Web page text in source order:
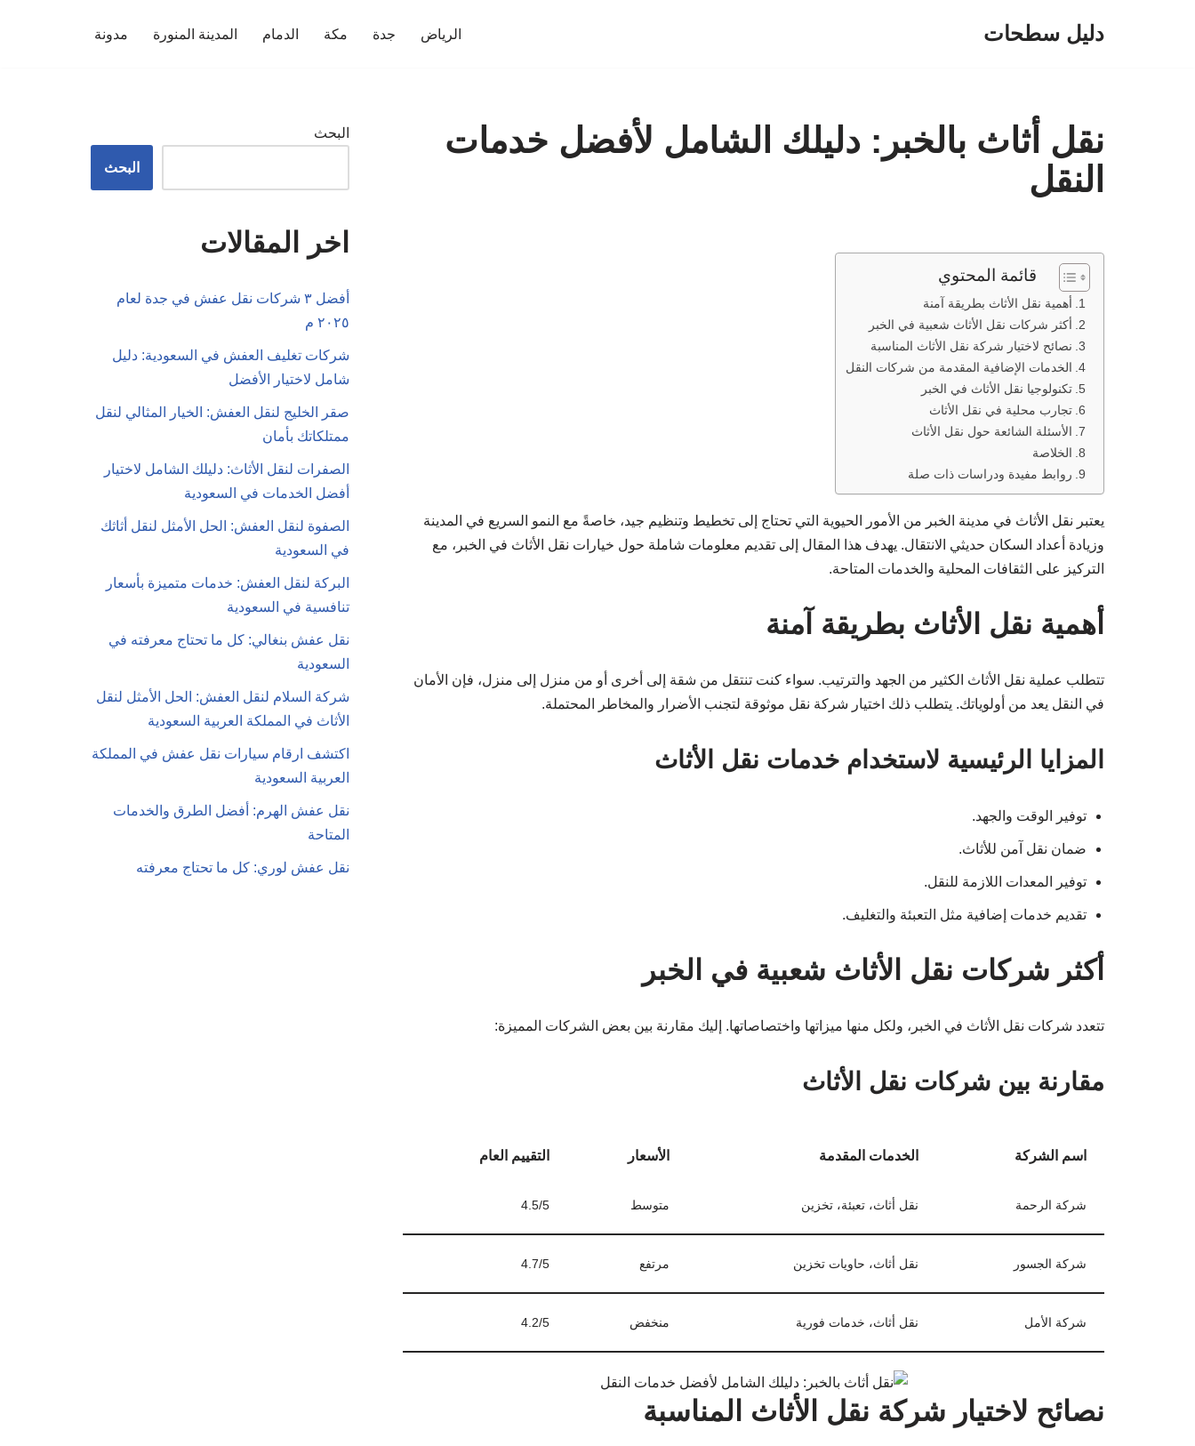
دليل سطحات الرياض جدة مكة الدمام المدينة المنورة مدونة
نقل أثاث بالخبر: دليلك الشامل لأفضل خدمات
النقل
قائمة المحتوي
أهمية نقل الأثاث بطريقة آمنة
أكثر شركات نقل الأثاث شعبية في الخبر
نصائح لاختيار شركة نقل الأثاث المناسبة
الخدمات الإضافية المقدمة من شركات النقل
تكنولوجيا نقل الأثاث في الخبر
تجارب محلية في نقل الأثاث
الأسئلة الشائعة حول نقل الأثاث
الخلاصة
روابط مفيدة ودراسات ذات صلة
يعتبر نقل الأثاث في مدينة الخبر من الأمور الحيوية التي تحتاج إلى تخطيط وتنظيم جيد، خاصةً مع النمو السريع في المدينة
وزيادة أعداد السكان حديثي الانتقال. يهدف هذا المقال إلى تقديم معلومات شاملة حول خيارات نقل الأثاث في الخبر، مع
التركيز على الثقافات المحلية والخدمات المتاحة.
أهمية نقل الأثاث بطريقة آمنة
تتطلب عملية نقل الأثاث الكثير من الجهد والترتيب. سواء كنت تنتقل من شقة إلى أخرى أو من منزل إلى منزل، فإن الأمان
في النقل يعد من أولوياتك. يتطلب ذلك اختيار شركة نقل موثوقة لتجنب الأضرار والمخاطر المحتملة.
المزايا الرئيسية لاستخدام خدمات نقل الأثاث
توفير الوقت والجهد.
ضمان نقل آمن للأثاث.
توفير المعدات اللازمة للنقل.
تقديم خدمات إضافية مثل التعبئة والتغليف.
أكثر شركات نقل الأثاث شعبية في الخبر
تتعدد شركات نقل الأثاث في الخبر، ولكل منها ميزاتها واختصاصاتها. إليك مقارنة بين بعض الشركات المميزة:
مقارنة بين شركات نقل الأثاث
اسم الشركة الخدمات المقدمة الأسعار التقييم العام
شركة الرحمة نقل أثاث، تعبئة، تخزين متوسط 4.5/5
شركة الجسور نقل أثاث، حاويات تخزين مرتفع 4.7/5
شركة الأمل نقل أثاث، خدمات فورية منخفض 4.2/5
نصائح لاختيار شركة نقل الأثاث المناسبة
البحث
البحث
اخر المقالات
أفضل ٣ شركات نقل عفش في جدة لعام
٢٠٢٥ م
شركات تغليف العفش في السعودية: دليل
شامل لاختيار الأفضل
صقر الخليج لنقل العفش: الخيار المثالي لنقل
ممتلكاتك بأمان
الصفرات لنقل الأثاث: دليلك الشامل لاختيار
أفضل الخدمات في السعودية
الصفوة لنقل العفش: الحل الأمثل لنقل أثاثك
في السعودية
البركة لنقل العفش: خدمات متميزة بأسعار
تنافسية في السعودية
نقل عفش بنغالي: كل ما تحتاج معرفته في
السعودية
شركة السلام لنقل العفش: الحل الأمثل لنقل
الأثاث في المملكة العربية السعودية
اكتشف ارقام سيارات نقل عفش في المملكة
العربية السعودية
نقل عفش الهرم: أفضل الطرق والخدمات
المتاحة
نقل عفش لوري: كل ما تحتاج معرفته